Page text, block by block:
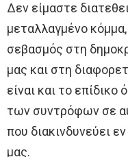
Δεν είμαστε
μεταλλαγμένο
σεβασμός στη
μας και στη
είναι και το
των συντρόφων σε
που διακινδυνεύει
μας.